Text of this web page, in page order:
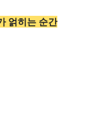
얽히는 순간